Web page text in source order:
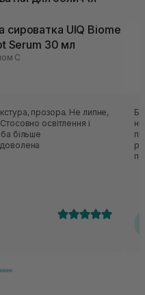
сироватка UIQ Biome
Serum 30 мл
С
прозора. Не липне,
освітлення і
більше